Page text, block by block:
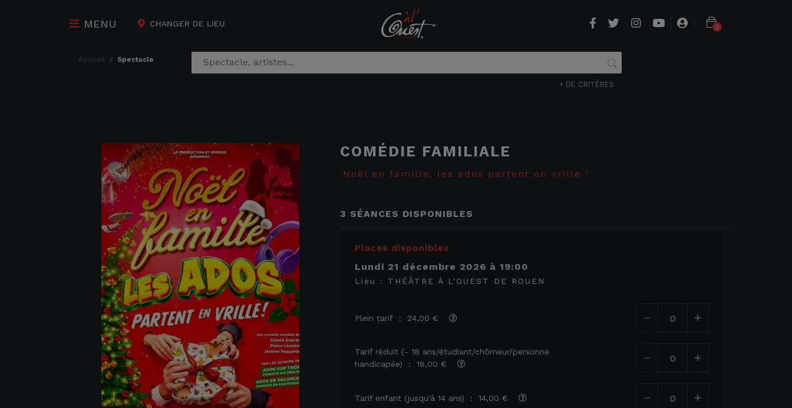
MENU CHANGER DE LIEU 0
accueil spectacle
+ DE CRITÈRES
COMÉDIE FAMILIALE
Noël en famille, les ados partent en vrille !
3 SÉANCES DISPONIBLES
Places disponibles
lundi 21 décembre 2026 à 19:00
Lieu : THÉÂTRE À L'OUEST DE ROUEN
Plein tarif : 24,00 €
Tarif réduit (- 18 ans/étudiant/chômeur/personne
handicapée) : 18,00 €
Tarif enfant (jusqu'à 14 ans) : 14,00 €